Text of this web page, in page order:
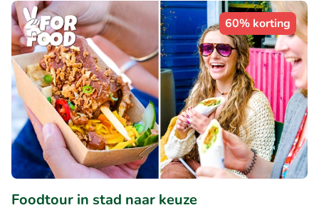
60% korting
Foodtour in stad naar keuze